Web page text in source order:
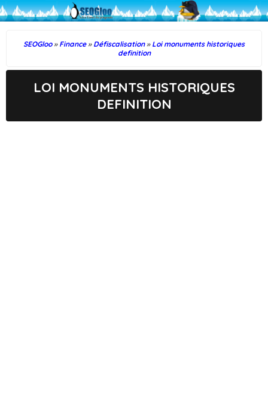
SEOGloo » Finance » Défiscalisation » Loi monuments historiques
definition
LOI MONUMENTS HISTORIQUES
DEFINITION